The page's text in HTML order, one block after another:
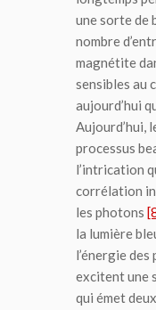
une sorte de
nombre
magnétite
sensibles au
aujourd’hui
Aujourd’hui,
processus
l’intrication
corrélation
les photons
la lumière
l’énergie
excitent une
qui émet